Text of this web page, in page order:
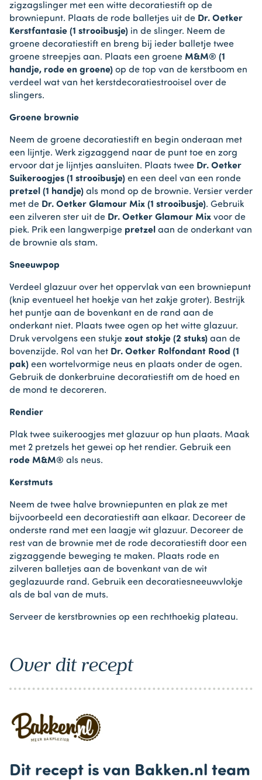
zigzagslinger met een witte decoratiestift op de
browniepunt. Plaats de rode balletjes uit de Dr. Oetker
Kerstfantasie (1 strooibusje) in de slinger. Neem de
groene decoratiestift en breng bij ieder balletje twee
groene streepjes aan. Plaats een groene M&M® (1
handje, rode en groene) op de top van de kerstboom en
verdeel wat van het kerstdecoratiestrooisel over de
slingers.
Groene brownie
Neem de groene decoratiestift en begin onderaan met
een lijntje. Werk zigzaggend naar de punt toe en zorg
ervoor dat je lijntjes aansluiten. Plaats twee Dr. Oetker
Suikeroogjes (1 strooibusje) en een deel van een ronde
pretzel (1 handje) als mond op de brownie. Versier verder
met de Dr. Oetker Glamour Mix (1 strooibusje). Gebruik
een zilveren ster uit de Dr. Oetker Glamour Mix voor de
piek. Prik een langwerpige pretzel aan de onderkant van
de brownie als stam.
Sneeuwpop
Verdeel glazuur over het oppervlak van een browniepunt
(knip eventueel het hoekje van het zakje groter). Bestrijk
het puntje aan de bovenkant en de rand aan de
onderkant niet. Plaats twee ogen op het witte glazuur.
Druk vervolgens een stukje zout stokje (2 stuks) aan de
bovenzijde. Rol van het Dr. Oetker Rolfondant Rood (1
pak) een wortelvormige neus en plaats onder de ogen.
Gebruik de donkerbruine decoratiestift om de hoed en
de mond te decoreren.
Rendier
Plak twee suikeroogjes met glazuur op hun plaats. Maak
met 2 pretzels het gewei op het rendier. Gebruik een
rode M&M® als neus.
Kerstmuts
Neem de twee halve browniepunten en plak ze met
bijvoorbeeld een decoratiestift aan elkaar. Decoreer de
onderste rand met een laagje wit glazuur. Decoreer de
rest van de brownie met de rode decoratiestift door een
zigzaggende beweging te maken. Plaats rode en
zilveren balletjes aan de bovenkant van de wit
geglazuurde rand. Gebruik een decoratiesneeuwvlokje
als de bal van de muts.
Serveer de kerstbrownies op een rechthoekig plateau.
Over dit recept
Dit recept is van Bakken.nl team